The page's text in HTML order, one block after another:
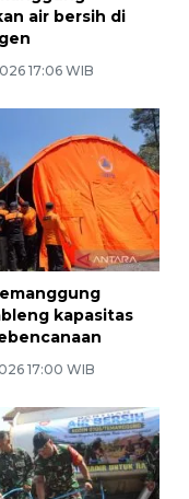
air bersih di
17:06 WIB
kapasitas
17:00 WIB